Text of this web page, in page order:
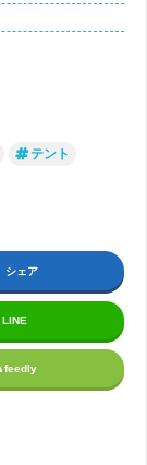
テント
シェア
LINE
feedly